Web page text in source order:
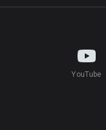
YouTube